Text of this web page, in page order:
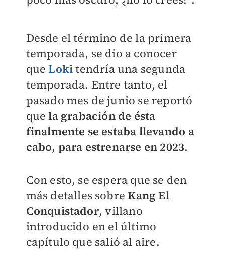
Desde el término de la primera
temporada, se dio a conocer
queLokitendría una segunda
temporada. Entre tanto, el
pasado mes de junio se reportó
que la grabación de ésta
finalmente se estaba llevando a
cabo, para estrenarse en 2023.
Con esto, se espera que se den
más detalles sobreKang El
Conquistador, villano
introducido en el último
capítulo que salió al aire.